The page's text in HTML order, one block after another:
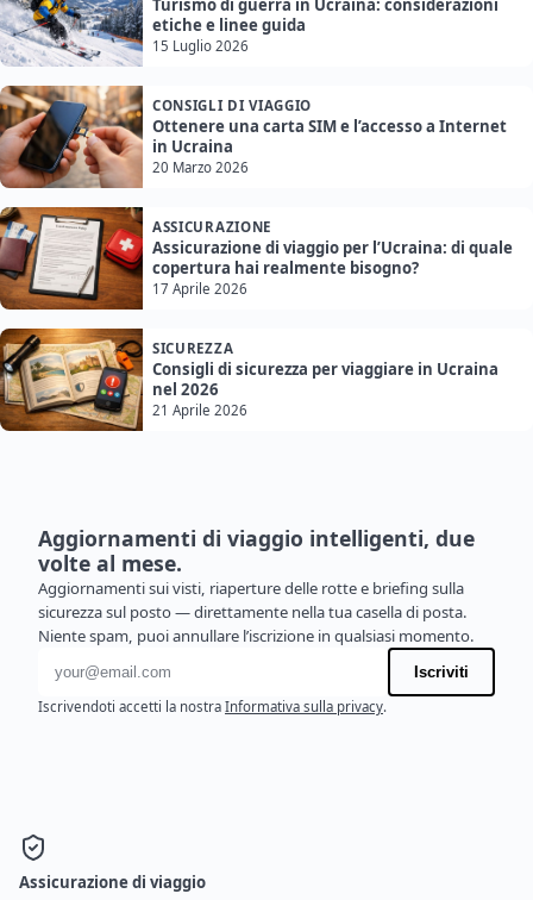
Turismo di guerra in Ucraina: considerazioni
etiche e linee guida
15 Luglio 2026
CONSIGLI DI VIAGGIO
Ottenere una carta SIM e l’accesso a Internet
in Ucraina
20 Marzo 2026
ASSICURAZIONE
Assicurazione di viaggio per l’Ucraina: di quale
copertura hai realmente bisogno?
17 Aprile 2026
SICUREZZA
Consigli di sicurezza per viaggiare in Ucraina
nel 2026
21 Aprile 2026
Aggiornamenti di viaggio intelligenti, due
volte al mese.
Aggiornamenti sui visti, riaperture delle rotte e briefing sulla
sicurezza sul posto — direttamente nella tua casella di posta.
Niente spam, puoi annullare l’iscrizione in qualsiasi momento.
Indirizzo email
Iscriviti
Iscrivendoti accetti la nostra Informativa sulla privacy.
Assicurazione di viaggio